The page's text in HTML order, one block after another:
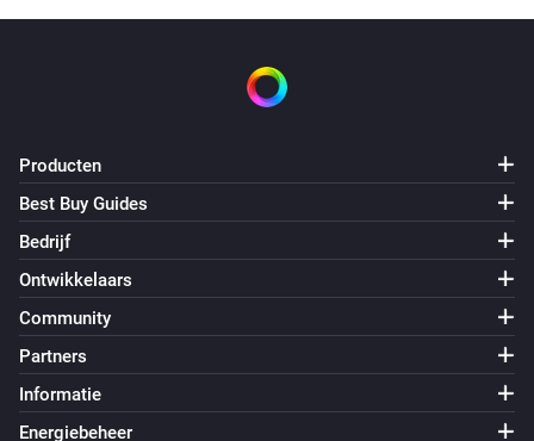
Producten
Best Buy Guides
Bedrijf
Ontwikkelaars
Community
Partners
Informatie
Energiebeheer